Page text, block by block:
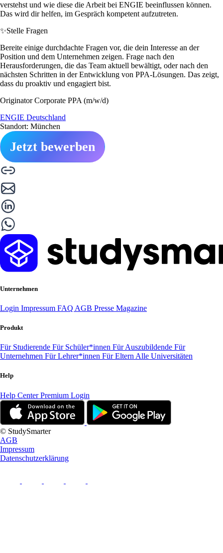
verstehst und wie diese die Arbeit bei ENGIE beeinflussen können.
Das wird dir helfen, im Gespräch kompetent aufzutreten.
✨Stelle Fragen
Bereite einige durchdachte Fragen vor, die dein Interesse an der
Position und dem Unternehmen zeigen. Frage nach den
Herausforderungen, die das Team aktuell bewältigt, oder nach den
nächsten Schritten in der Entwicklung von PPA-Lösungen. Das zeigt,
dass du proaktiv und engagiert bist.
Originator Corporate PPA (m/w/d)
ENGIE Deutschland
Standort: München
Jetzt bewerben
Unternehmen
Login Impressum FAQ AGB Presse Magazine
Produkt
Für Studierende Für Schüler*innen Für Auszubildende Für
Unternehmen Für Lehrer*innen Für Eltern Alle Universitäten
Help
Help CenterPremium Login
© StudySmarter
AGB
Impressum
Datenschutzerklärung